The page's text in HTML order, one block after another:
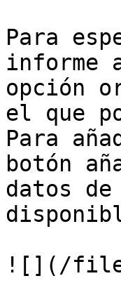
Para
informe
opción
el que
Para
botón
datos
![](/